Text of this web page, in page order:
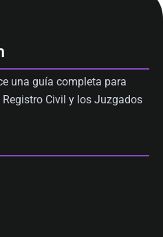
una guía completa para
Civil y los Juzgados